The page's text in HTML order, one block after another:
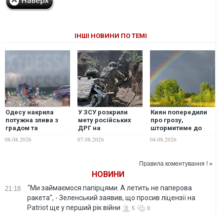
ІНШІ НОВИНИ ПО ТЕМІ
Одесу накрила
потужна злива з
градом та
08.08.2026
У ЗСУ розкрили
мету російських
ДРГ на
напрямку
07.08.2026
Киян попередили
про грозу,
штормитиме до
04.08.2026
Правила коментування ! »
НОВИНИ
21:18
"Ми займаємося папірцями. А летить не паперова
ракета", - Зеленський заявив, що просив ліцензії на
Patriot ще у перший рік війни
5 0